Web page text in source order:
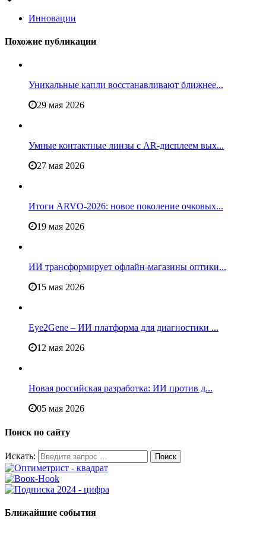
Инновации
Похожие публикации
Уникальные капли восстанавливают ближнее...
29 мая 2026
Умные контактные линзы с AR-дисплеем вых...
27 мая 2026
Итоги ARVO-2026: новое поколение очковых...
19 мая 2026
ИИ трансформирует офлайн‑магазины оптики...
15 мая 2026
Eye2Gene – ИИ платформа для диагностики ...
12 мая 2026
Новая российская разработка: ИИ против д...
05 мая 2026
Поиск по сайту
Искать:
Ближайшие события